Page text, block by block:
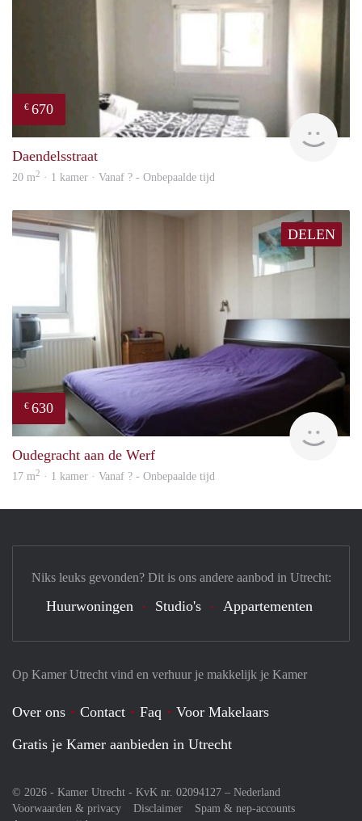
€ 670
Daendelsstraat
20 m2 · 1 kamer · Vanaf ? - Onbepaalde tijd
DELEN
€ 630
Oudegracht aan de Werf
17 m2 · 1 kamer · Vanaf ? - Onbepaalde tijd
Op Kamer Utrecht vind en verhuur je makkelijk je Kamer
Over ons Contact Faq
Voor Makelaars
Gratis je Kamer aanbieden in Utrecht
© 2026 - Kamer Utrecht - KvK nr. 02094127 – Nederland
Voorwaarden & privacy
Disclaimer
Spam & nep-accounts
Niks leuks gevonden? Dit is ons andere aanbod in Utrecht:
Huurwoningen Studio's Appartementen